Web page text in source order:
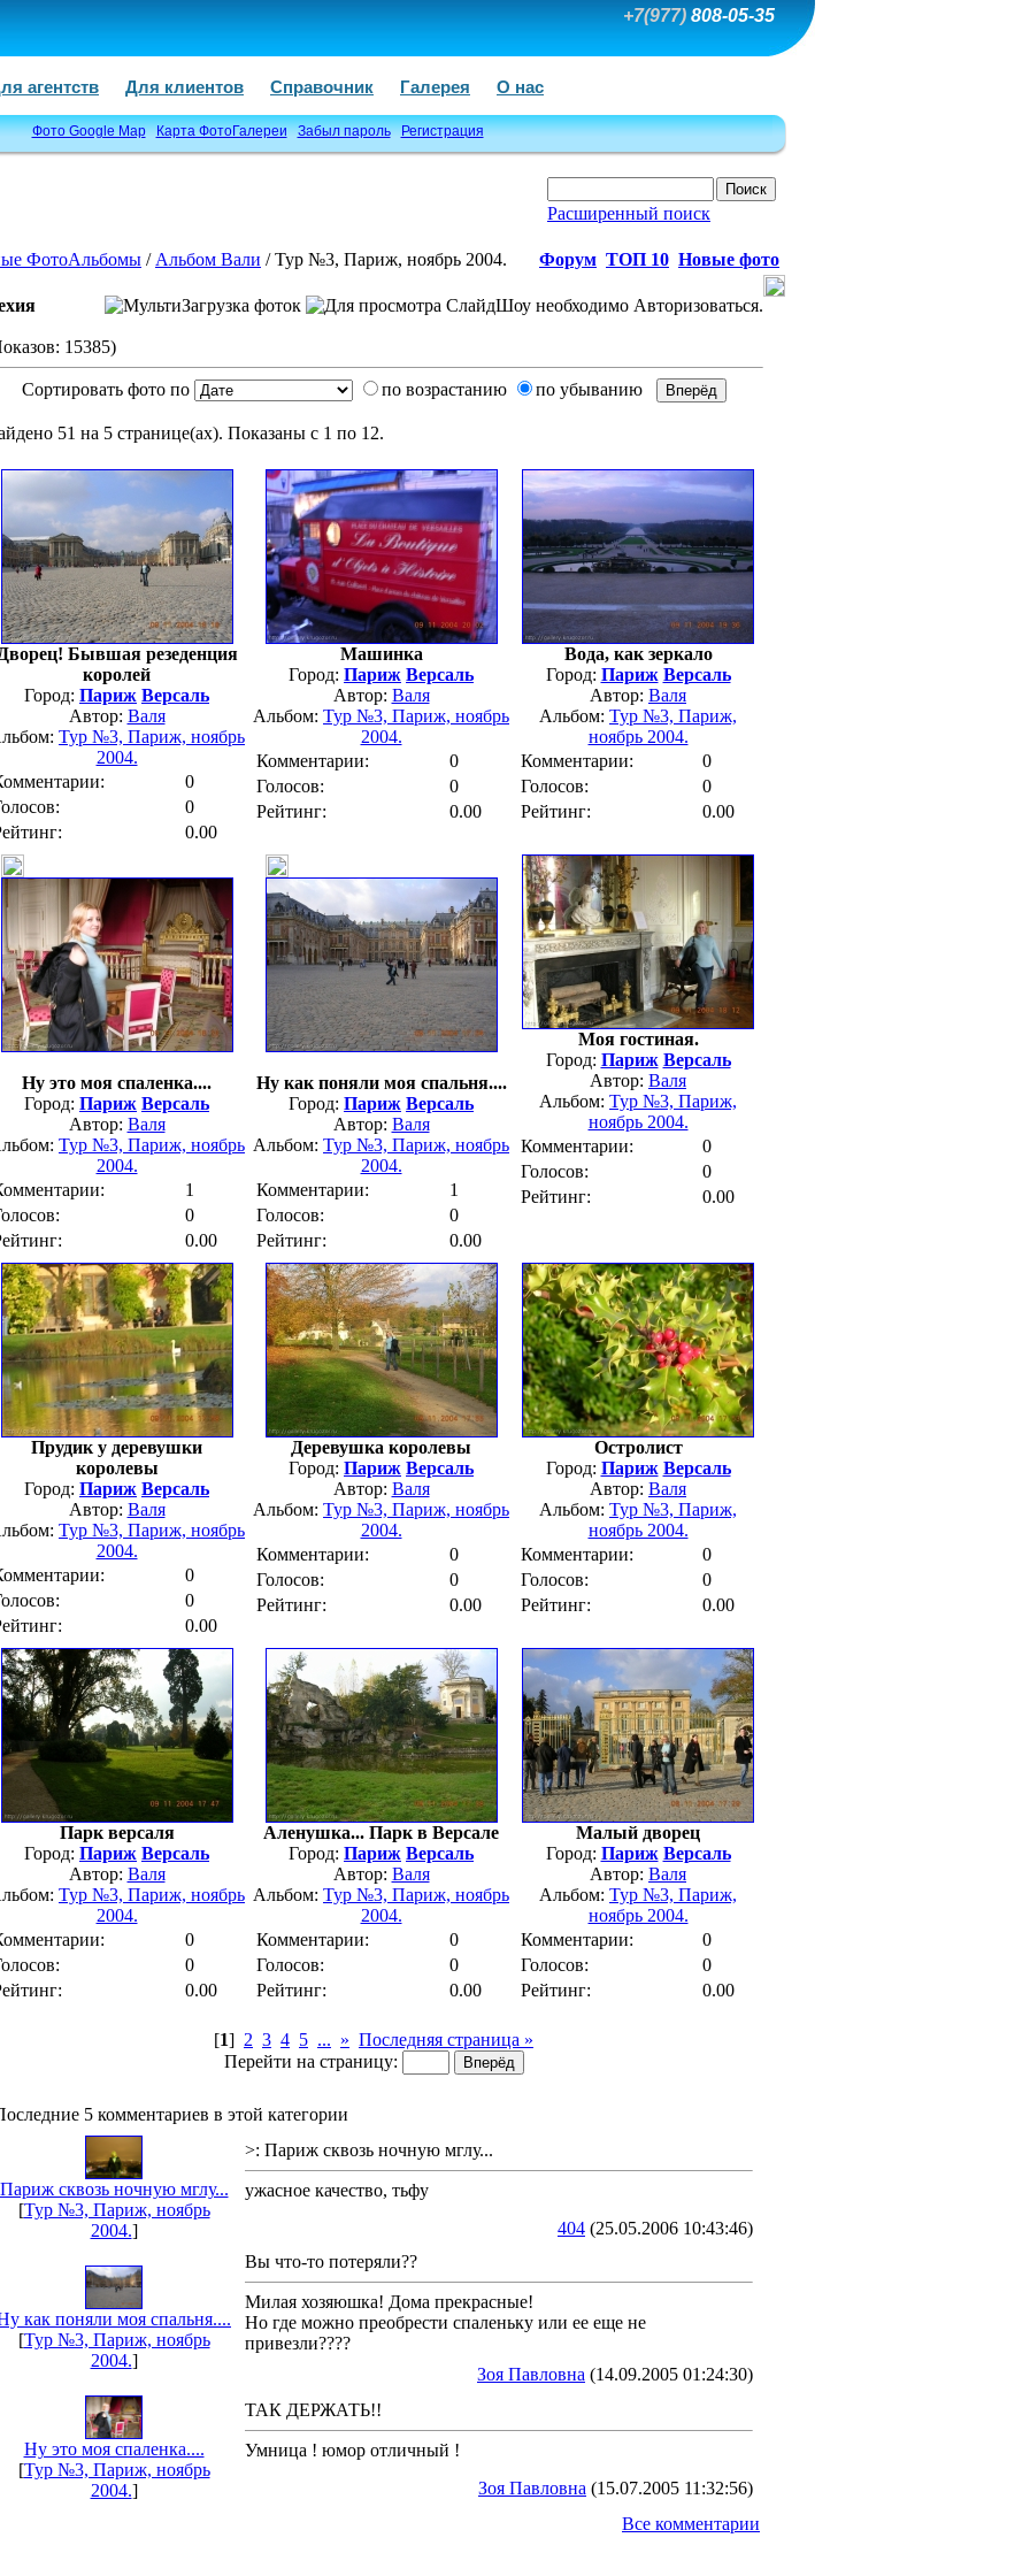
+7(977) 808-05-35
агентств Для клиентов Справочник Галерея О нас
Фото Google Map Карта ФотоГалереи Забыл пароль Регистрация
Расширенный поиск
ФотоАльбомы / Альбом Вали / Тур №3, Париж, ноябрь 2004. Форум ТОП 10 Новые фото
15385)
Сортировать фото по по возрастанию по убыванию
51 на 5 странице(ах). Показаны с 1 по 12.
Бывшая резеденция
королей
Город: Париж Версаль
Автор: Валя
Тур №3, Париж, ноябрь
2004.
0
0
0.00
Машинка
Город: Париж Версаль
Автор: Валя
Альбом: Тур №3, Париж, ноябрь
2004.
Комментарии:
0
Голосов:
0
Рейтинг:
0.00
Вода, как зеркало
Город: Париж Версаль
Автор: Валя
Альбом: Тур №3, Париж,
ноябрь 2004.
Комментарии:
0
Голосов:
0
Рейтинг:
0.00
Ну это моя спаленка....
Город: Париж Версаль
Автор: Валя
Тур №3, Париж, ноябрь
2004.
1
0
0.00
Ну как поняли моя спальня....
Город: Париж Версаль
Автор: Валя
Альбом: Тур №3, Париж, ноябрь
2004.
Комментарии:
1
Голосов:
0
Рейтинг:
0.00
Моя гостиная.
Город: Париж Версаль
Автор: Валя
Альбом: Тур №3, Париж,
ноябрь 2004.
Комментарии:
0
Голосов:
0
Рейтинг:
0.00
Прудик у деревушки
королевы
Город: Париж Версаль
Автор: Валя
Тур №3, Париж, ноябрь
2004.
0
0
0.00
Деревушка королевы
Город: Париж Версаль
Автор: Валя
Альбом: Тур №3, Париж, ноябрь
2004.
Комментарии:
0
Голосов:
0
Рейтинг:
0.00
Остролист
Город: Париж Версаль
Автор: Валя
Альбом: Тур №3, Париж,
ноябрь 2004.
Комментарии:
0
Голосов:
0
Рейтинг:
0.00
Парк версаля
Город: Париж Версаль
Автор: Валя
Тур №3, Париж, ноябрь
2004.
0
0
0.00
Аленушка... Парк в Версале
Город: Париж Версаль
Автор: Валя
Альбом: Тур №3, Париж, ноябрь
2004.
Комментарии:
0
Голосов:
0
Рейтинг:
0.00
Малый дворец
Город: Париж Версаль
Автор: Валя
Альбом: Тур №3, Париж,
ноябрь 2004.
Комментарии:
0
Голосов:
0
Рейтинг:
0.00
[1] 2 3 4 5 ... » Последняя страница »
Перейти на страницу:
5 комментариев в этой категории
Париж сквозь ночную мглу...
[Тур №3, Париж, ноябрь
2004.]
>: Париж сквозь ночную мглу...
ужасное качество, тьфу
404 (25.05.2006 10:43:46)
как поняли моя спальня....
[Тур №3, Париж, ноябрь
2004.]
Вы что-то потеряли??
Милая хозяюшка! Дома прекрасные!
Но где можно преобрести спаленьку или ее еще не
привезли????
Зоя Павловна (14.09.2005 01:24:30)
Ну это моя спаленка....
[Тур №3, Париж, ноябрь
2004.]
ТАК ДЕРЖАТЬ!!
Умница ! юмор отличный !
Зоя Павловна (15.07.2005 11:32:56)
Все комментарии